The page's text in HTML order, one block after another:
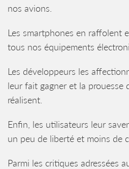
nos avions.
Les smartphones en raffolent
tous nos équipements
Les développeurs les
leur fait gagner et la prouesse
réalisent.
Enfin, les utilisateurs leur
un peu de liberté et moins de
Parmi les critiques adressées